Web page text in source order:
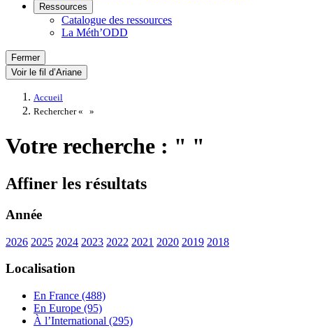
Ressources
Catalogue des ressources
La Méth’ODD
Fermer
Voir le fil d’Ariane
Accueil
Rechercher «
»
Votre recherche : " "
Affiner les résultats
Année
2026 2025 2024 2023 2022 2021 2020 2019 2018
Localisation
En France (488)
En Europe (95)
À l’International (295)